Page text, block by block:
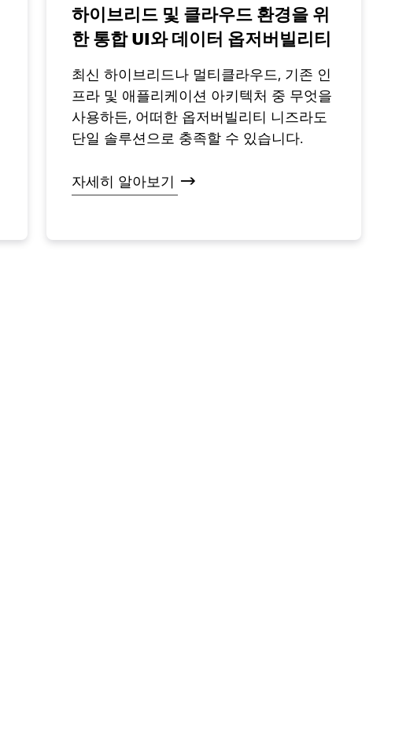
하이브리드 및 클라우드 환경을 위
한 통합 UI와 데이터 옵저버빌리티
최신 하이브리드나 멀티클라우드, 기존 인
프라 및 애플리케이션 아키텍처 중 무엇을
사용하든, 어떠한 옵저버빌리티 니즈라도
단일 솔루션으로 충족할 수 있습니다.
자세히 알아보기